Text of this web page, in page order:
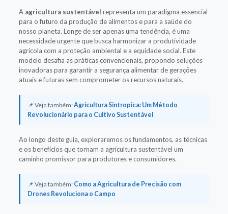
A agricultura sustentável representa um paradigma essencial
para o futuro da produção de alimentos e para a saúde do
nosso planeta. Longe de ser apenas uma tendência, é uma
necessidade urgente que busca harmonizar a produtividade
agrícola com a proteção ambiental e a equidade social. Este
modelo desafia as práticas convencionais, propondo soluções
inovadoras para garantir a segurança alimentar de gerações
atuais e futuras sem comprometer os recursos naturais.
📌 Veja também:Agricultura Sintropica: Um Método
Revolucionário para o Cultivo Sustentável
Ao longo deste guia, exploraremos os fundamentos, as técnicas
e os benefícios que tornam a agricultura sustentável um
caminho promissor para produtores e consumidores.
📌 Veja também: Como a Agricultura de Precisão com
Drones Revoluciona o Campo